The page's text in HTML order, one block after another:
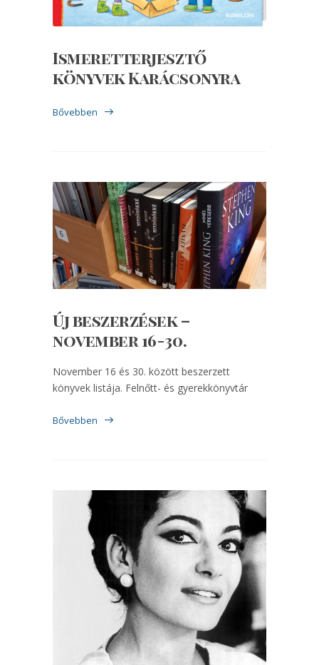
Ismeretterjesztő
könyvek Karácsonyra
Bővebben
Új beszerzések –
november 16-30.
November 16 és 30. között beszerzett
könyvek listája. Felnőtt- és gyerekkönyvtár
Bővebben